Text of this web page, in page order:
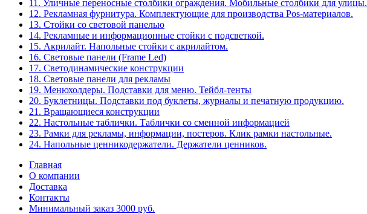
11. Уличные переносные столбики ограждения. Мобильные столбики для улицы.
12. Рекламная фурнитура. Комплектующие для производства Pos-материалов.
13. Стойки со световой панелью
14. Рекламные и информационные стойки с подсветкой.
15. Акрилайт. Напольные стойки с акрилайтом.
16. Световые панели (Frame Led)
17. Светодинамические конструкции
18. Световые панели для рекламы
19. Менюхолдеры. Подставки для меню. Тейбл-тенты
20. Буклетницы. Подставки под буклеты, журналы и печатную продукцию.
21. Вращающиеся конструкции
22. Настольные таблички. Таблички со сменной информацией
23. Рамки для рекламы, информации, постеров. Клик рамки настольные.
24. Напольные ценникодержатели. Держатели ценников.
Главная
О компании
Доставка
Контакты
Минимальный заказ 3000 руб.